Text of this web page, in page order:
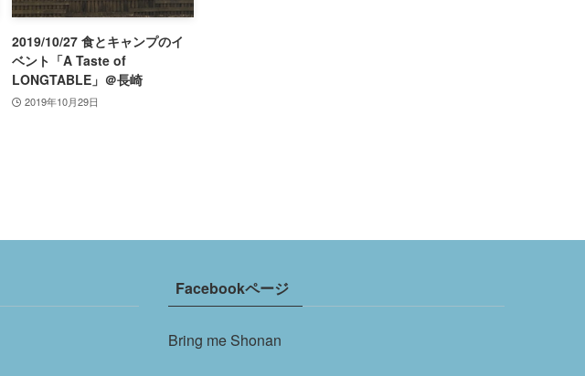
2019/10/27 食とキャンプのイ
ベント「A Taste of
LONGTABLE」＠長崎
2019年10月29日
Facebookページ
Bring me Shonan